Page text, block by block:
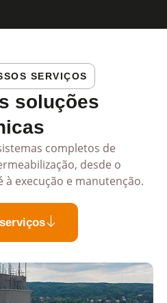
SERVIÇOS
soluções
completos de
desde o
execução e manutenção.